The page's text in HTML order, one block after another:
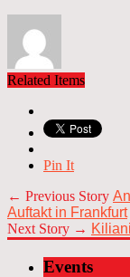
Related Items
Pin It
← Previous Story
Auftakt in Frankfurt
Next Story →
Events